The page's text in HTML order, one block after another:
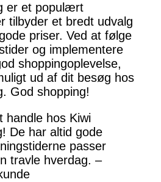
er et populært
tilbyder et bredt udvalg
priser. Ved at følge
og implementere
shoppingoplevelse,
ud af dit besøg hos
God shopping!
handle hos Kiwi
De har altid gode
passer
travle hverdag. –